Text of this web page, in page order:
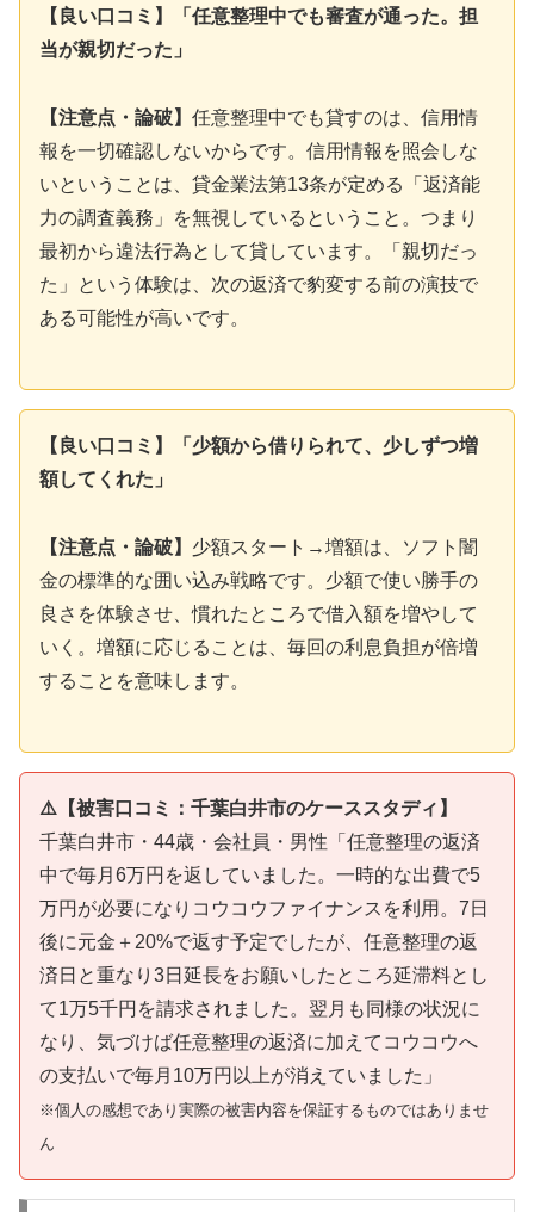
【良い口コミ】「任意整理中でも審査が通った。担
当が親切だった」
【注意点・論破】 任意整理中でも貸すのは、信用情
報を一切確認しないからです。信用情報を照会しな
いということは、貸金業法第13条が定める「返済能
力の調査義務」を無視しているということ。つまり
最初から違法行為として貸しています。「親切だっ
た」という体験は、次の返済で豹変する前の演技で
ある可能性が高いです。
【良い口コミ】「少額から借りられて、少しずつ増
額してくれた」
【注意点・論破】 少額スタート→増額は、ソフト闇
金の標準的な囲い込み戦略です。少額で使い勝手の
良さを体験させ、慣れたところで借入額を増やして
いく。増額に応じることは、毎回の利息負担が倍増
することを意味します。
⚠️【被害口コミ：千葉白井市のケーススタディ】
千葉白井市・44歳・会社員・男性「任意整理の返済
中で毎月6万円を返していました。一時的な出費で5
万円が必要になりコウコウファイナンスを利用。7日
後に元金＋20%で返す予定でしたが、任意整理の返
済日と重なり3日延長をお願いしたところ延滞料とし
て1万5千円を請求されました。翌月も同様の状況に
なり、気づけば任意整理の返済に加えてコウコウへ
の支払いで毎月10万円以上が消えていました」
※個人の感想であり実際の被害内容を保証するものではありませ
ん